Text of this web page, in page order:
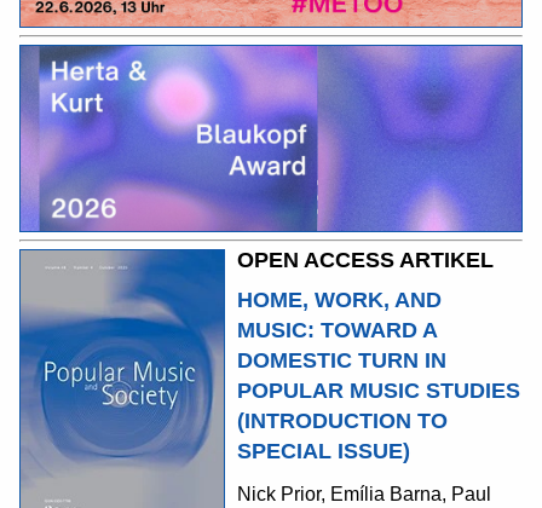
OPEN ACCESS ARTIKEL
HOME, WORK, AND
MUSIC: TOWARD A
DOMESTIC TURN IN
POPULAR MUSIC STUDIES
(INTRODUCTION TO
SPECIAL ISSUE)
Nick Prior, Emília Barna, Paul